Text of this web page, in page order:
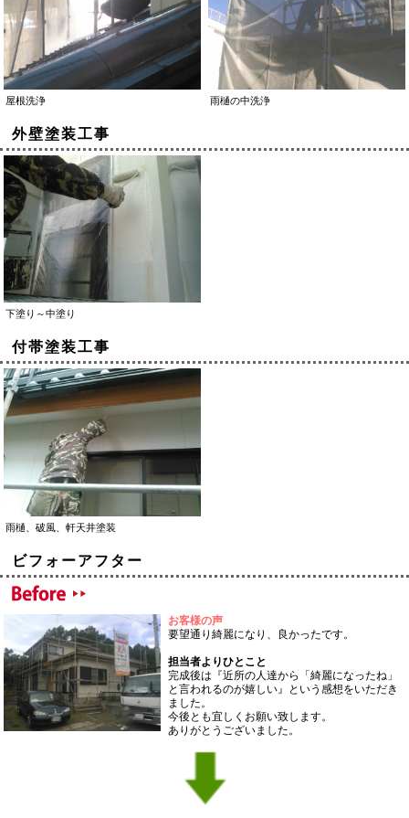
屋根洗浄 雨樋の中洗浄
外壁塗装工事
下塗り～中塗り
付帯塗装工事
雨樋、破風、軒天井塗装
ビフォーアフター
お客様の声
要望通り綺麗になり、良かったです。
担当者よりひとこと
完成後は『近所の人達から「綺麗になったね」
と言われるのが嬉しい』という感想をいただき
ました。
今後とも宜しくお願い致します。
ありがとうございました。